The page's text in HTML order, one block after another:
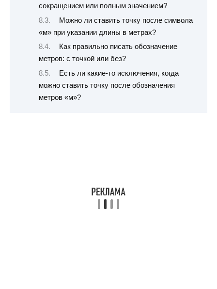
сокращением или полным значением?
Можно ли ставить точку после символа
«м» при указании длины в метрах?
Как правильно писать обозначение
метров: с точкой или без?
Есть ли какие-то исключения, когда
можно ставить точку после обозначения
метров «м»?